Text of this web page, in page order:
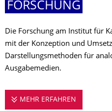
FORSCHUNG
Die Forschung am Institut für
mit der Konzeption und
Darstellungsmethoden für
Ausgabemedien.
MEHR ERFAHREN